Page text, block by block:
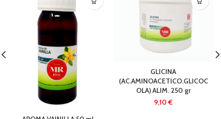
GLICINA
(AC.AMINOACETICO.GLICOC
OLA) ALIM. 250 gr
€